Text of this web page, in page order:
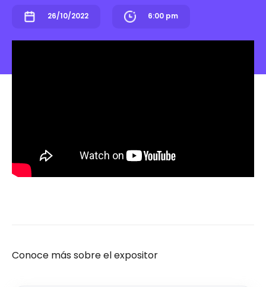
26/10/2022 6:00 pm
Conoce más sobre el expositor